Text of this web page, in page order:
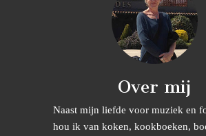
Over mij
Naast mijn liefde voor muziek en
hou ik van koken, kookboeken,